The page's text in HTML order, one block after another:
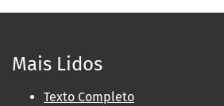
Mais Lidos
Texto Completo